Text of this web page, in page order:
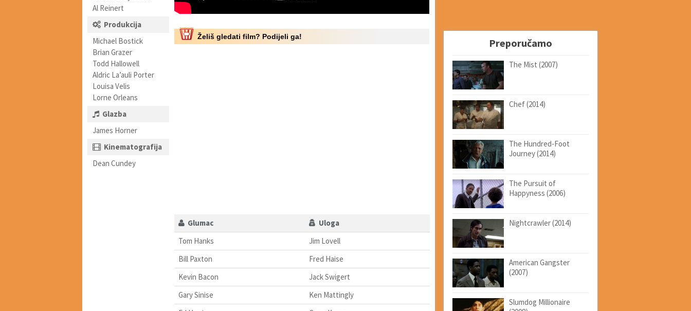
Al Reinert
Produkcija
Michael Bostick
Brian Grazer
Todd Hallowell
Aldric La’auli Porter
Louisa Velis
Lorne Orleans
Glazba
James Horner
Kinematografija
Dean Cundey
Želiš gledati film? Podijeli ga!
Glumac
Uloga
Tom Hanks
Jim Lovell
Bill Paxton
Fred Haise
Kevin Bacon
Jack Swigert
Gary Sinise
Ken Mattingly
Preporučamo
The Mist (2007)
Chef (2014)
The Hundred-Foot
Journey (2014)
The Pursuit of
Happyness (2006)
Nightcrawler (2014)
American Gangster
(2007)
Slumdog Millionaire